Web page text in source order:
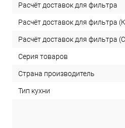
Расчёт доставок для фильтра
Расчёт доставок для фильтра
Расчёт доставок для фильтра
Серия товаров
Страна производитель
Тип кухни